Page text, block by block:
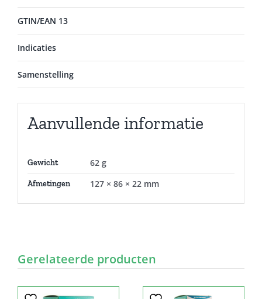
GTIN/EAN 13
Indicaties
Samenstelling
Aanvullende informatie
Gewicht 62 g
Afmetingen 127 × 86 × 22 mm
Gerelateerde producten